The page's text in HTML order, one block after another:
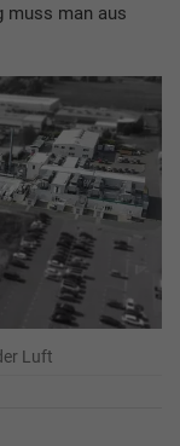
muss man aus
Luft